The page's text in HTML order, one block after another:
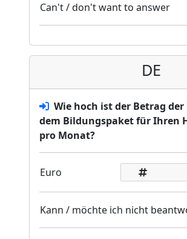
Can't / don't want to answer
DE
Wie hoch ist der Betrag
dem Bildungspaket für Ihren
pro Monat?
Euro
Kann / möchte ich nicht